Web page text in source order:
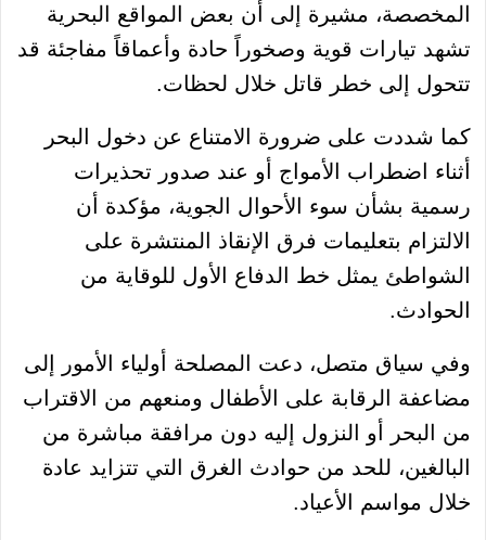
المخصصة، مشيرة إلى أن بعض المواقع البحرية
تشهد تيارات قوية وصخوراً حادة وأعماقاً مفاجئة قد
تتحول إلى خطر قاتل خلال لحظات.
كما شددت على ضرورة الامتناع عن دخول البحر
أثناء اضطراب الأمواج أو عند صدور تحذيرات
رسمية بشأن سوء الأحوال الجوية، مؤكدة أن
الالتزام بتعليمات فرق الإنقاذ المنتشرة على
الشواطئ يمثل خط الدفاع الأول للوقاية من
الحوادث.
وفي سياق متصل، دعت المصلحة أولياء الأمور إلى
مضاعفة الرقابة على الأطفال ومنعهم من الاقتراب
من البحر أو النزول إليه دون مرافقة مباشرة من
البالغين، للحد من حوادث الغرق التي تتزايد عادة
خلال مواسم الأعياد.